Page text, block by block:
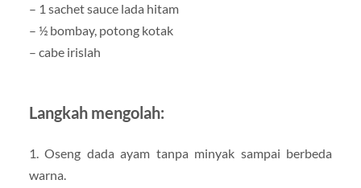
– 1 sachet sauce lada hitam
– ½ bombay, potong kotak
– cabe irislah
Langkah mengolah:
1. Oseng dada ayam tanpa minyak sampai berbeda
warna.